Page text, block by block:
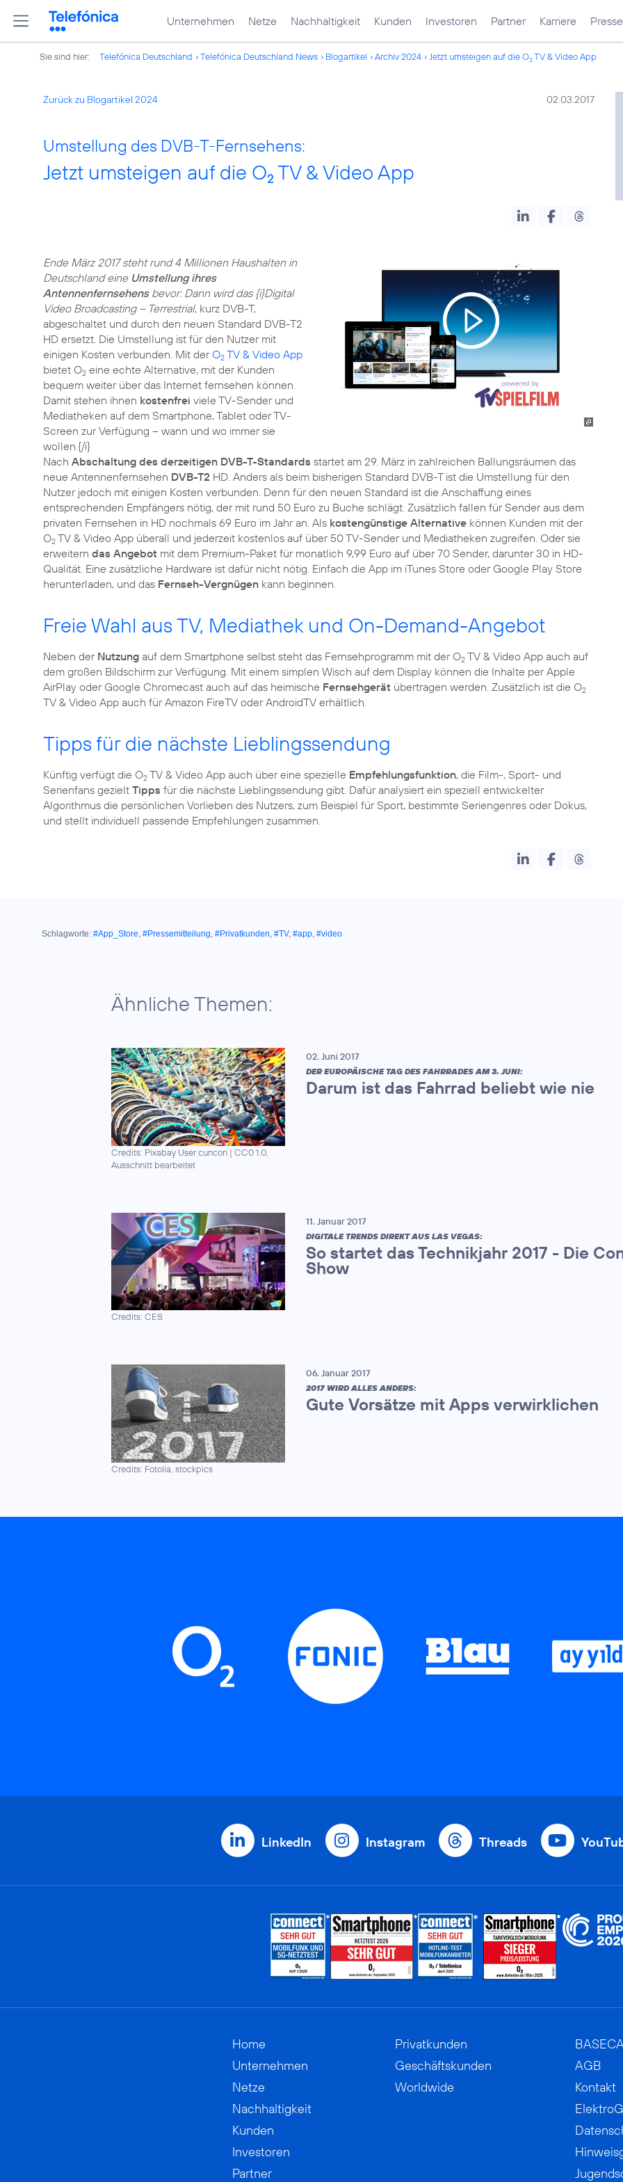
Unternehmen Netze Nachhaltigkeit Kunden Investoren Partner Karriere Presse
Sie sind hier: Telefónica Deutschland Telefónica Deutschland News Blogartikel Archiv 2024 Jetzt umsteigen auf die O2TV & Video App
Zurück zu Blogartikel 2024 02.03.2017
Umstellung des DVB-T-Fernsehens:
Jetzt umsteigen auf die O2 TV & Video App
Ende März 2017 steht rund 4 Millionen Haushalten in
Deutschland eine Umstellung ihres
Antennenfernsehensbevor: Dann wird das {i}Digital
Video Broadcasting – Terrestrial, kurz DVB-T,
abgeschaltet und durch den neuen Standard DVB-T2
HD ersetzt. Die Umstellung ist für den Nutzer mit
einigen Kosten verbunden. Mit derO2 TV & Video App
bietet O2 eine echte Alternative, mit der Kunden
bequem weiter über das Internet fernsehen können.
Damit stehen ihnen kostenfrei viele TV-Sender und
Mediatheken auf dem Smartphone, Tablet oder TV-
Screen zur Verfügung – wann und wo immer sie
wollen.{/i}
Nach Abschaltung des derzeitigen DVB-T-Standards startet am 29. März in zahlreichen Ballungsräumen das
neue Antennenfernsehen DVB-T2 HD. Anders als beim bisherigen Standard DVB-T ist die Umstellung für den
Nutzer jedoch mit einigen Kosten verbunden. Denn für den neuen Standard ist die Anschaffung eines
entsprechenden Empfängers nötig, der mit rund 50 Euro zu Buche schlägt. Zusätzlich fallen für Sender aus dem
privaten Fernsehen in HD nochmals 69 Euro im Jahr an. Als kostengünstige Alternative können Kunden mit der
O2 TV & Video App überall und jederzeit kostenlos auf über 50 TV-Sender und Mediatheken zugreifen. Oder sie
erweitern das Angebot mit dem Premium-Paket für monatlich 9,99 Euro auf über 70 Sender, darunter 30 in HD-
Qualität. Eine zusätzliche Hardware ist dafür nicht nötig. Einfach die App im iTunes Store oder Google Play Store
herunterladen, und das Fernseh-Vergnügen kann beginnen.
Freie Wahl aus TV, Mediathek und On-Demand-Angebot
Neben der Nutzung auf dem Smartphone selbst steht das Fernsehprogramm mit der O2 TV & Video App auch auf
dem großen Bildschirm zur Verfügung. Mit einem simplen Wisch auf dem Display können die Inhalte per Apple
AirPlay oder Google Chromecast auch auf das heimische Fernsehgerät übertragen werden. Zusätzlich ist die O2
TV & Video App auch für Amazon FireTV oder AndroidTV erhältlich.
Tipps für die nächste Lieblingssendung
Künftig verfügt die O2 TV & Video App auch über eine spezielle Empfehlungsfunktion, die Film-, Sport- und
Serienfans gezielt Tipps für die nächste Lieblingssendung gibt. Dafür analysiert ein speziell entwickelter
Algorithmus die persönlichen Vorlieben des Nutzers, zum Beispiel für Sport, bestimmte Seriengenres oder Dokus,
und stellt individuell passende Empfehlungen zusammen.
Schlagworte: #App_Store, #Pressemitteilung, #Privatkunden, #TV, #app, #video
Ähnliche Themen:
Credits: Pixabay User cuncon | CC0 1.0,
Ausschnitt bearbeitet
02. Juni 2017
DER EUROPÄISCHE TAG DES FAHRRADES AM 3. JUNI:
Darum ist das Fahrrad beliebt wie nie
Credits: CES
11. Januar 2017
DIGITALE TRENDS DIREKT AUS LAS VEGAS:
So startet das Technikjahr 2017 - Die
Show
Credits: Fotolia, stockpics
06. Januar 2017
2017 WIRD ALLES ANDERS:
Gute Vorsätze mit Apps verwirklichen
LinkedIn Instagram Threads
Home
Unternehmen
Netze
Nachhaltigkeit
Kunden
Investoren
Partner
Privatkunden
Geschäftskunden
Worldwide
AGB
Kontakt